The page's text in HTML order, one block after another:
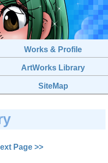
Works & Profile
ArtWorks Library
SiteMap
Page >>